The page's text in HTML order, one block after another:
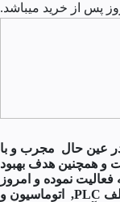
پس از خرید میباشد.
عین حال مجرب و با
و همچنین هدف بهبود
نموده و امروز
افتخار این را دارد که با انجام پروژه های مختلف PLC, اتوماسیون و